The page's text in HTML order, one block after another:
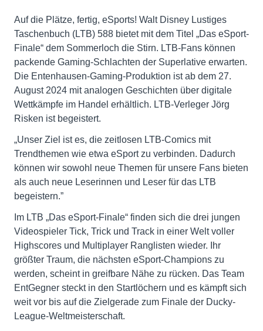
Auf die Plätze, fertig, eSports! Walt Disney Lustiges
Taschenbuch (LTB) 588 bietet mit dem Titel „Das eSport-
Finale“ dem Sommerloch die Stirn. LTB-Fans können
packende Gaming-Schlachten der Superlative erwarten.
Die Entenhausen-Gaming-Produktion ist ab dem 27.
August 2024 mit analogen Geschichten über digitale
Wettkämpfe im Handel erhältlich. LTB-Verleger Jörg
Risken ist begeistert.
„Unser Ziel ist es, die zeitlosen LTB-Comics mit
Trendthemen wie etwa eSport zu verbinden. Dadurch
können wir sowohl neue Themen für unsere Fans bieten
als auch neue Leserinnen und Leser für das LTB
begeistern.”
Im LTB „Das eSport-Finale“ finden sich die drei jungen
Videospieler Tick, Trick und Track in einer Welt voller
Highscores und Multiplayer Ranglisten wieder. Ihr
größter Traum, die nächsten eSport-Champions zu
werden, scheint in greifbare Nähe zu rücken. Das Team
EntGegner steckt in den Startlöchern und es kämpft sich
weit vor bis auf die Zielgerade zum Finale der Ducky-
League-Weltmeisterschaft.